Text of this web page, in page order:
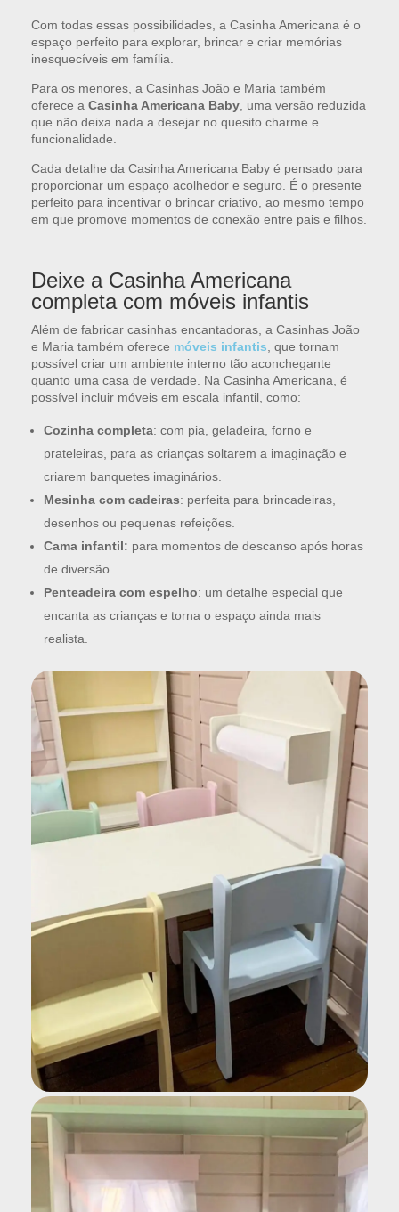
Com todas essas possibilidades, a Casinha Americana é o
espaço perfeito para explorar, brincar e criar memórias
inesquecíveis em família.
Para os menores, a Casinhas João e Maria também
oferece a Casinha Americana Baby, uma versão reduzida
que não deixa nada a desejar no quesito charme e
funcionalidade.
Cada detalhe da Casinha Americana Baby é pensado para
proporcionar um espaço acolhedor e seguro. É o presente
perfeito para incentivar o brincar criativo, ao mesmo tempo
em que promove momentos de conexão entre pais e filhos.
Deixe a Casinha Americana
completa com móveis infantis
Além de fabricar casinhas encantadoras, a Casinhas João
e Maria também oferece móveis infantis, que tornam
possível criar um ambiente interno tão aconchegante
quanto uma casa de verdade. Na Casinha Americana, é
possível incluir móveis em escala infantil, como:
Cozinha completa: com pia, geladeira, forno e
prateleiras, para as crianças soltarem a imaginação e
criarem banquetes imaginários.
Mesinha com cadeiras: perfeita para brincadeiras,
desenhos ou pequenas refeições.
Cama infantil: para momentos de descanso após horas
de diversão.
Penteadeira com espelho: um detalhe especial que
encanta as crianças e torna o espaço ainda mais
realista.